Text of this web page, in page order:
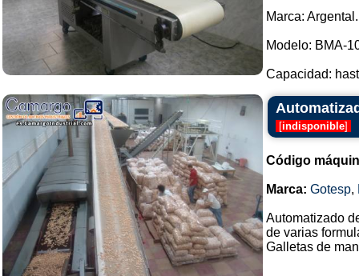
Marca: Argental.
Modelo: BMA-
Capacidad:
[indisponible]
Código
Marca: Gotesp,
Automatizado
de varias
Galletas de